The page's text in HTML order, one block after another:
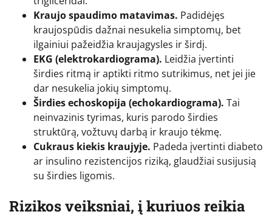
Kraujo spaudimo matavimas. Padidėjęs
kraujospūdis dažnai nesukelia simptomų, bet
ilgainiui pažeidžia kraujagysles ir širdį.
EKG (elektrokardiograma). Leidžia įvertinti
širdies ritmą ir aptikti ritmo sutrikimus, net jei jie
dar nesukelia jokių simptomų.
Širdies echoskopija (echokardiograma). Tai
neinvazinis tyrimas, kuris parodo širdies
struktūrą, vožtuvų darbą ir kraujo tėkmę.
Cukraus kiekis kraujyje. Padeda įvertinti diabeto
ar insulino rezistencijos riziką, glaudžiai susijusią
su širdies ligomis.
Rizikos veiksniai, į kuriuos reikia